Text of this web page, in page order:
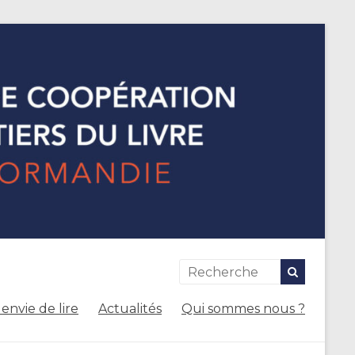
de lire Actualités Qui sommes nous ?